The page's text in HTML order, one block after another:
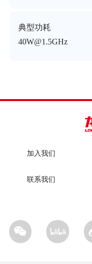
典型功耗
40W@1.5GHz
加入我们
联系我们